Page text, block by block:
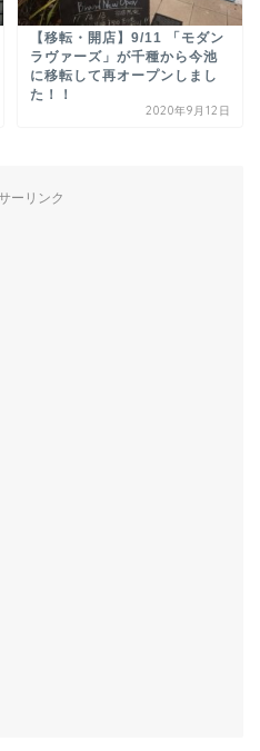
【移転・開店】9/11 「モダン
ラヴァーズ」が千種から今池
に移転して再オープンしまし
た！！
2020年9月12日
ーリンク